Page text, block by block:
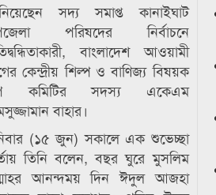
সদ্য সমাপ্ত কানাইঘাট
পরিষদের নির্বাচনে
বাংলাদেশ আওয়ামী
কেন্দ্রীয় শিল্প ও বাণিজ্য বিষয়ক
কমিটির সদস্য একেএম
বাহার।
(১৫ জুন) সকালে এক শুভেচ্ছা
তিনি বলেন, বছর ঘুরে মুসলিম
আনন্দময় দিন ঈদুল আজহা